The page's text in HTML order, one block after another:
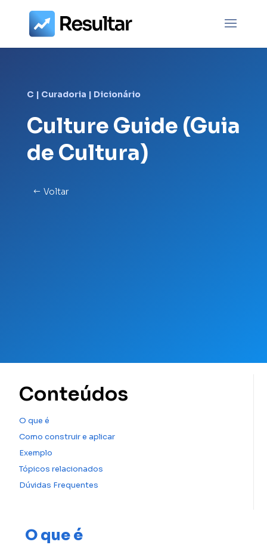
C | Curadoria | Dicionário
Culture Guide (Guia
de Cultura)
Voltar
Conteúdos
O que é
Como construir e aplicar
Exemplo
Tópicos relacionados
Dúvidas Frequentes
O que é